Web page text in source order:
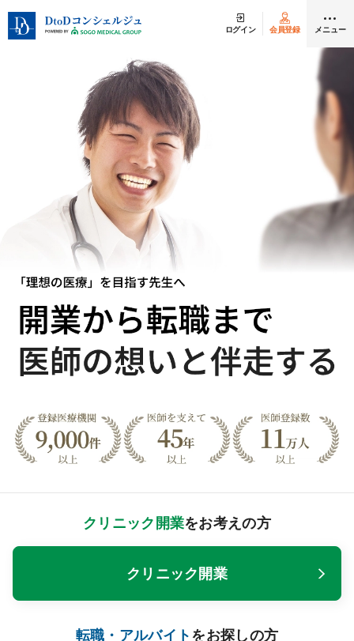
ログイン 会員登録 メニュー
クリニック開業
医院の譲渡・売却をお考えの方
採用をお考えの医療機関の方
クリニック開業をお考えの方
クリニック開業
転職・アルバイトをお探しの方